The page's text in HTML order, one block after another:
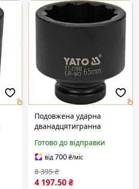
Подовжена ударна
дванадцятигранна
65 мм і 93 мм для
професіоналів
Готово до відправки
від700₴/міс
4 197.50₴
8 395 ₴